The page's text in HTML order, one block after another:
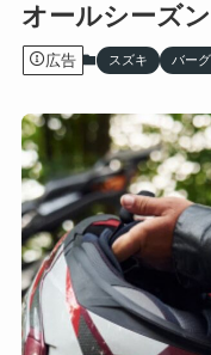
オールシーズ
広告 スズキ バー